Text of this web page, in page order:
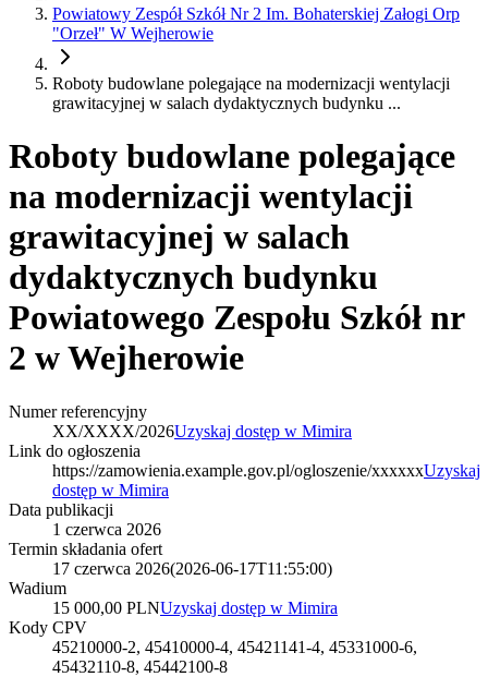
Powiatowy Zespół Szkół Nr 2 Im. Bohaterskiej Załogi Orp
"Orzeł" W Wejherowie
Roboty budowlane polegające na modernizacji wentylacji
grawitacyjnej w salach dydaktycznych budynku ...
Roboty budowlane polegające
na modernizacji wentylacji
grawitacyjnej w salach
dydaktycznych budynku
Powiatowego Zespołu Szkół nr
2 w Wejherowie
Numer referencyjny
XX/XXXX/2026Uzyskaj dostęp w Mimira
Link do ogłoszenia
https://zamowienia.example.gov.pl/ogloszenie/xxxxxxUzyskaj
dostęp w Mimira
Data publikacji
1 czerwca 2026
Termin składania ofert
17 czerwca 2026(2026-06-17T11:55:00)
Wadium
15 000,00 PLNUzyskaj dostęp w Mimira
Kody CPV
45210000-2, 45410000-4, 45421141-4, 45331000-6,
45432110-8, 45442100-8